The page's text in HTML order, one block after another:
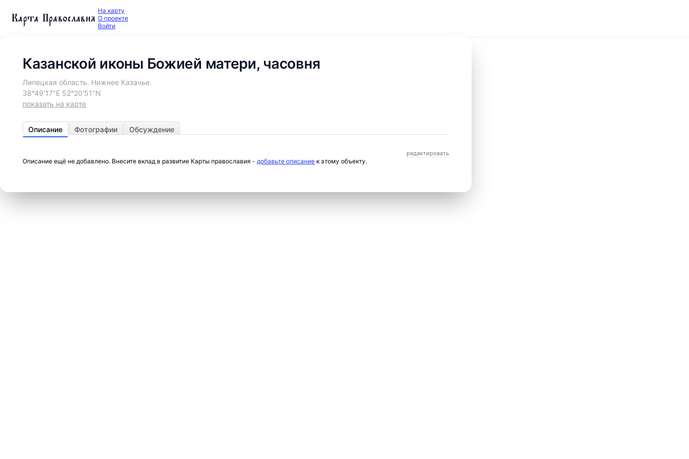
Карта Православия На карту
О проекте
Войти
Казанской иконы Божией матери, часовня
Липецкая область. Нижнее Казачье.
38°49′17″E 52°20′51″N
показать на карте
Описание Фотографии Обсуждение
редактировать
Описание ещё не добавлено. Внесите вклад в развитие Карты православия - добавьте описание к этому объекту.